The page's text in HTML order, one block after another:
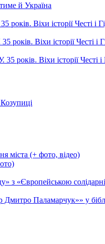
й Україна
Віхи історії Честі і
Віхи історії Честі і
Віхи історії Честі і
міста (+ фото, відео)
з «Європейською
Паламарчук»» у